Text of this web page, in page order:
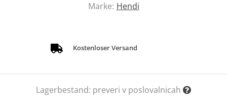
Marke: Hendi
Kostenloser Versand
Lagerbestand: preveri v poslovalnicah